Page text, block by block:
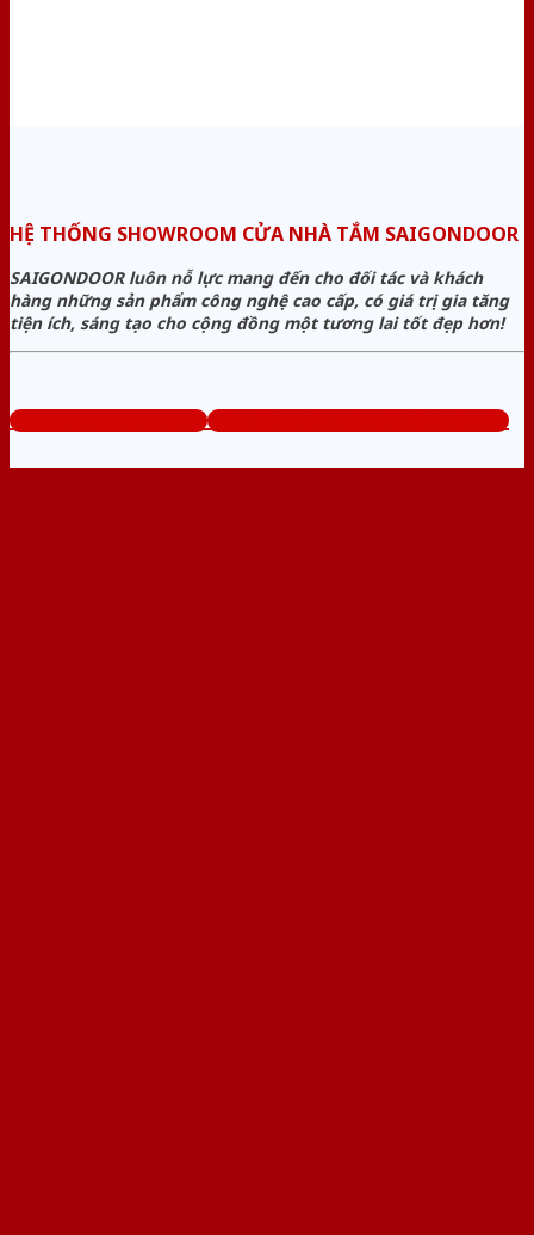
HỆ THỐNG SHOWROOM CỬA NHÀ TẮM SAIGONDOOR
SAIGONDOOR luôn nỗ lực mang đến cho đối tác và khách
hàng những sản phẩm công nghệ cao cấp, có giá trị gia tăng
tiện ích, sáng tạo cho cộng đồng một tương lai tốt đẹp hơn!
www.cuanhuavango.com Tổng đài tư vấn miễn phí: 0824.400.400